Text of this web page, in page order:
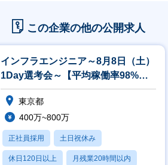
この企業の他の公開求人
インフラエンジニア～8月8日（土）
1Day選考会～【平均稼働率98%／
年間案件数2万件以上】
東京都
400万~800万
正社員採用 土日祝休み
休日120日以上 月残業20時間以内